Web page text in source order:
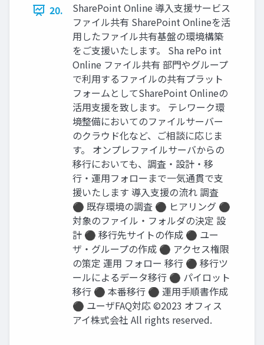
20.
SharePoint Online 導入支援サービス
ファイル共有 SharePoint Onlineを活
用したファイル共有基盤の環境構築
をご支援いたします。 Sha rePo int
Online ファイル共有 部門やグループ
で利用するファイルの共有プラット
フォームとしてSharePoint Onlineの
活用支援を致します。 テレワーク環
境整備においてのファイルサーバー
のクラウド化など、ご相談に応じま
す。 オンプレファイルサーバからの
移行においても、調査・設計・移
行・運用フォローまで一気通貫で支
援いたします 導入支援の流れ 調査
⚫ 既存環境の調査 ⚫ ヒアリング ⚫
対象のファイル・フォルダの決定 設
計 ⚫ 移行先サイトの作成 ⚫ ユー
ザ・グループの作成 ⚫ アクセス権限
の策定 運用 フォロー 移行 ⚫ 移行ツ
ールによるデータ移行 ⚫ パイロット
移行 ⚫ 本番移行 ⚫ 運用手順書作成
⚫ ユーザFAQ対応 ©2023 オフィス
アイ株式会社 All rights reserved.